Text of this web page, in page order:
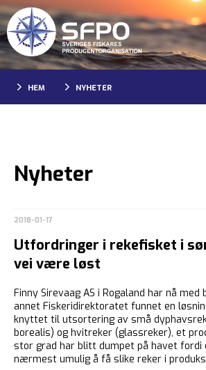
HEM NYHETER
Nyheter
2018-01-17
Utfordringer i rekefisket i
vei være løst
Finny Sirevaag AS i Rogaland har nå
annet Fiskeridirektoratet funnet en
knyttet til utsortering av små
borealis) og hvitreker (glassreker), et
stor grad har blitt dumpet på havet
nærmest umulig å få slike reker i